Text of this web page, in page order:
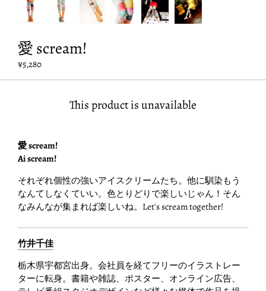
愛 scream!
¥5,280
This product is unavailable
愛 scream!
Ai scream!
それぞれ個性の強いアイスクリームたち。他に馴染もう
なんてしなくていい。色とりどりで楽しいじゃん！そん
なみんなが集まれば楽しいね。Let's scream together!
竹井千佳
栃木県宇都宮出身。会社員を経てフリーのイラストレー
ターに転身。書籍や雑誌、ポスター、オンライン広告、